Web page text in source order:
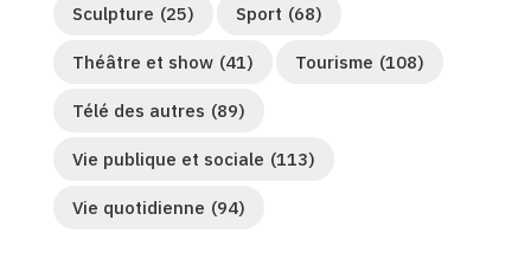
Sculpture (25) Sport (68)
Théâtre et show (41) Tourisme (108)
Télé des autres (89)
Vie publique et sociale (113)
Vie quotidienne (94)